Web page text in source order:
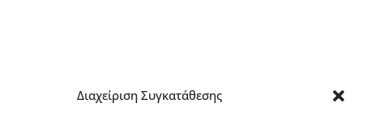
Διαχείριση Συγκατάθεσης